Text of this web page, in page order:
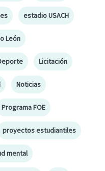
estadio USACH
León
Licitación
Noticias
Programa FOE
proyectos estudiantiles
mental